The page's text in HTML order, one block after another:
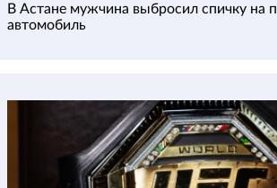
В Астане мужчина выбросил спичку на
автомобиль